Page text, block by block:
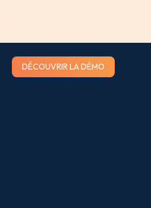
DÉCOUVRIR LA DÉMO